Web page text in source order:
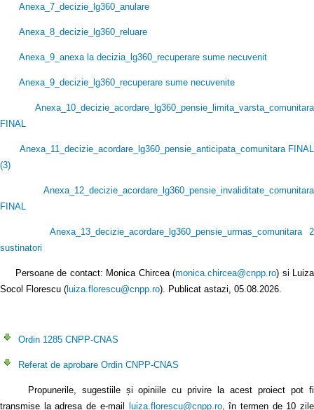
Anexa_7_decizie_lg360_anulare
Anexa_8_decizie_lg360_reluare
Anexa_9_anexa la decizia_lg360_recuperare sume necuvenit
Anexa_9_decizie_lg360_recuperare sume necuvenite
Anexa_10_decizie_acordare_lg360_pensie_limita_varsta_comunitara
FINAL
Anexa_11_decizie_acordare_lg360_pensie_anticipata_comunitara FINAL
(3)
Anexa_12_decizie_acordare_lg360_pensie_invaliditate_comunitara
FINAL
Anexa_13_decizie_acordare_lg360_pensie_urmas_comunitara 2
sustinatori
Persoane de contact: Monica Chircea (monica.chircea@cnpp.ro) si Luiza
Socol Florescu ( luiza.florescu@cnpp.ro). Publicat astazi, 05.08.2026.
Ordin 1285 CNPP-CNAS
Referat de aprobare Ordin CNPP-CNAS
Propunerile, sugestiile și opiniile cu privire la acest proiect pot fi
transmise la adresa de e-mail
luiza.florescu@cnpp.ro, în termen de 10 zile